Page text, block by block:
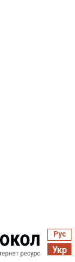
Рус
Укр